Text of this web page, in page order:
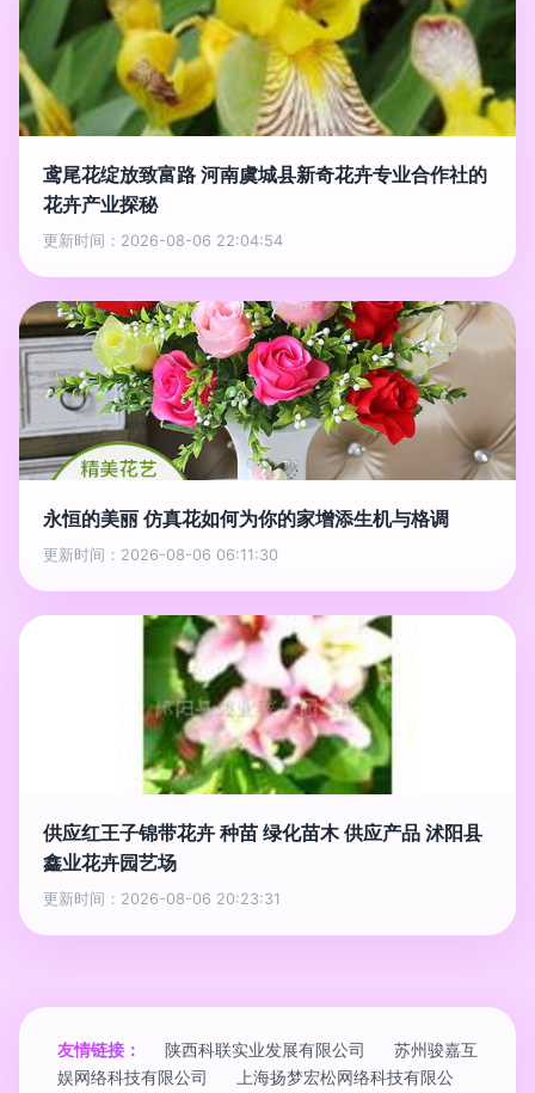
鸢尾花绽放致富路 河南虞城县新奇花卉专业合作社的
花卉产业探秘
更新时间：2026-08-06 22:04:54
永恒的美丽 仿真花如何为你的家增添生机与格调
更新时间：2026-08-06 06:11:30
供应红王子锦带花卉 种苗 绿化苗木 供应产品 沭阳县
鑫业花卉园艺场
更新时间：2026-08-06 20:23:31
友情链接： 陕西科联实业发展有限公司
苏州骏嘉互
娱网络科技有限公司
上海扬梦宏松网络科技有限公